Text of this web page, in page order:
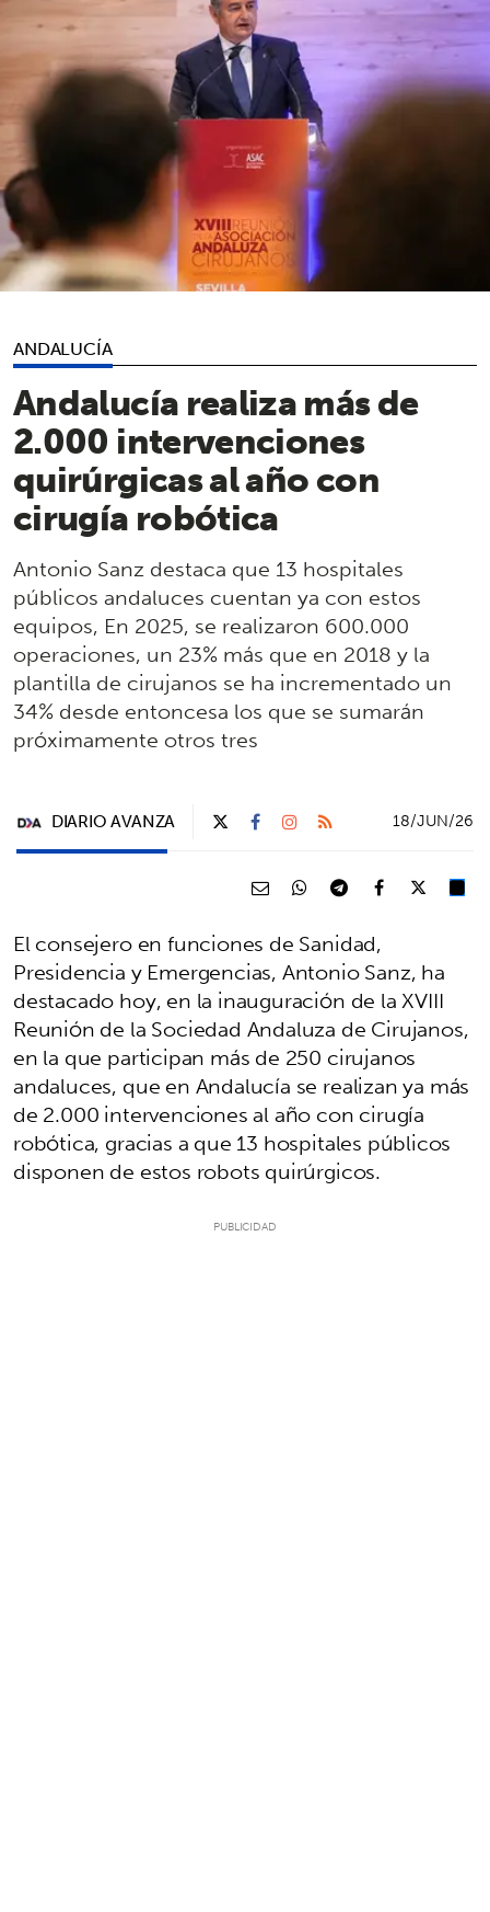
ANDALUCÍA
Andalucía realiza más de
2.000 intervenciones
quirúrgicas al año con
cirugía robótica
Antonio Sanz destaca que 13 hospitales
públicos andaluces cuentan ya con estos
equipos, En 2025, se realizaron 600.000
operaciones, un 23% más que en 2018 y la
plantilla de cirujanos se ha incrementado un
34% desde entoncesa los que se sumarán
próximamente otros tres
DIARIO AVANZA 18/JUN/26
El consejero en funciones de Sanidad,
Presidencia y Emergencias, Antonio Sanz, ha
destacado hoy, en la inauguración de la XVIII
Reunión de la Sociedad Andaluza de Cirujanos,
en la que participan más de 250 cirujanos
andaluces, que en Andalucía se realizan ya más
de 2.000 intervenciones al año con cirugía
robótica, gracias a que 13 hospitales públicos
disponen de estos robots quirúrgicos.